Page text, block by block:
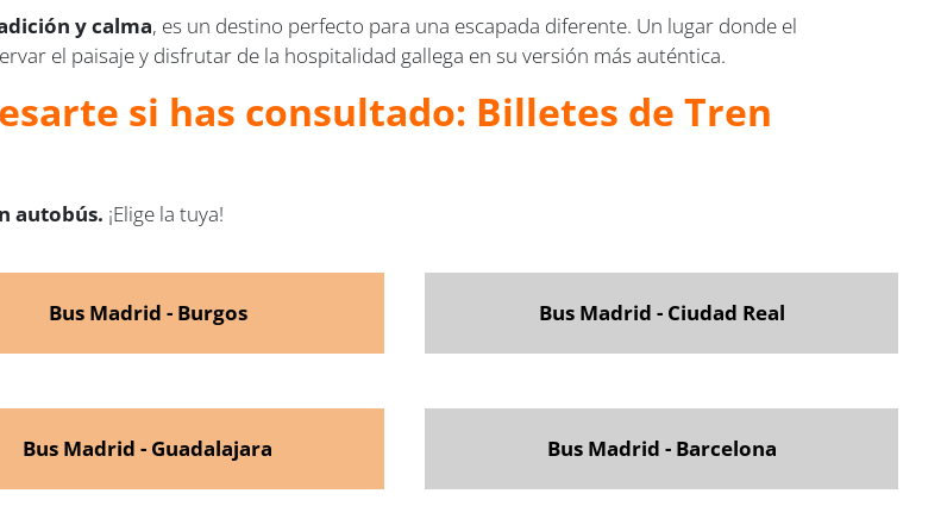
y calma, es un destino perfecto para una escapada diferente. Un lugar donde el
el paisaje y disfrutar de la hospitalidad gallega en su versión más auténtica.
si has consultado: Billetes de Tren
autobús. ¡Elige la tuya!
Bus Madrid - Burgos Bus Madrid - Ciudad Real
Bus Madrid - Guadalajara Bus Madrid - Barcelona